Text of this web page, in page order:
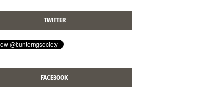
TWITTER
FACEBOOK